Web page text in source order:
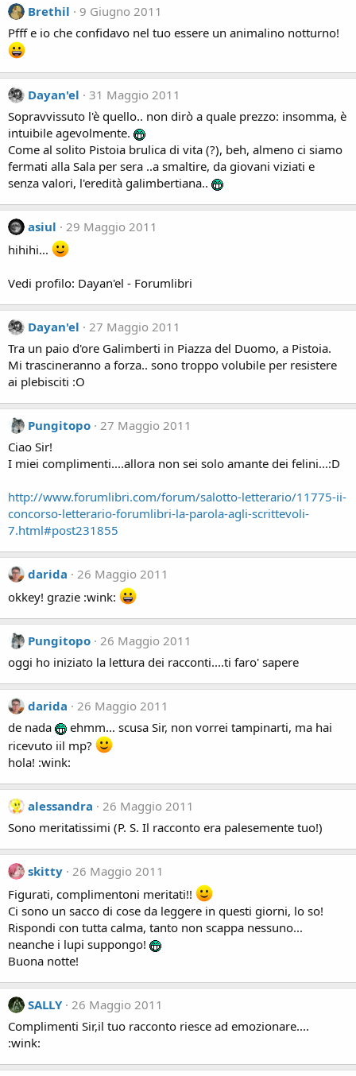
Brethil
9 Giugno 2011
Pfff e io che confidavo nel tuo essere un animalino notturno!
Dayan'el
31 Maggio 2011
Sopravvissuto l'è quello.. non dirò a quale prezzo: insomma, è
intuibile agevolmente.
Come al solito Pistoia brulica di vita (?), beh, almeno ci siamo
fermati alla Sala per sera ..a smaltire, da giovani viziati e
senza valori, l'eredità galimbertiana..
asiul
29 Maggio 2011
hihihi...
Vedi profilo: Dayan'el - Forumlibri
Dayan'el
27 Maggio 2011
Tra un paio d'ore Galimberti in Piazza del Duomo, a Pistoia.
Mi trascineranno a forza.. sono troppo volubile per resistere
ai plebisciti :O
Pungitopo 27 Maggio 2011
Ciao Sir!
I miei complimenti....allora non sei solo amante dei felini...:D
http://www.forumlibri.com/forum/salotto-letterario/11775-ii-
concorso-letterario-forumlibri-la-parola-agli-scrittevoli-
7.html#post231855
darida
26 Maggio 2011
okkey! grazie :wink:
Pungitopo 26 Maggio 2011
oggi ho iniziato la lettura dei racconti....ti faro' sapere
darida
26 Maggio 2011
de nada
ehmm... scusa Sir, non vorrei tampinarti, ma hai
ricevuto iil mp?
hola! :wink:
alessandra
26 Maggio 2011
Sono meritatissimi (P. S. Il racconto era palesemente tuo!)
skitty 26 Maggio 2011
Figurati, complimentoni meritati!!
Ci sono un sacco di cose da leggere in questi giorni, lo so!
Rispondi con tutta calma, tanto non scappa nessuno...
neanche i lupi suppongo!
Buona notte!
SALLY 26 Maggio 2011
Complimenti Sir,il tuo racconto riesce ad emozionare....
:wink: